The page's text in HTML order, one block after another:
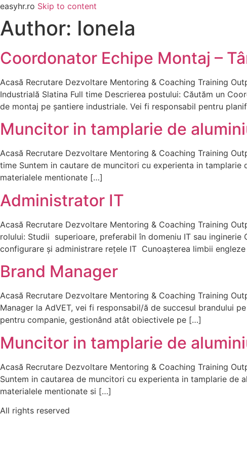
easyhr.ro Skip to content
Author: Ionela
Coordonator Echipe Montaj –
Acasă Recrutare Dezvoltare Mentoring & Coaching Training
Industrială Slatina Full time Descrierea postului: Căutăm un
de montaj pe șantiere industriale. Vei fi responsabil pentru
Muncitor in tamplarie de
Acasă Recrutare Dezvoltare Mentoring & Coaching Training
time Suntem in cautare de muncitori cu experienta in
materialele mentionate […]
Administrator IT
Acasă Recrutare Dezvoltare Mentoring & Coaching Training
rolului: Studii superioare, preferabil în domeniu IT sau
configurare și administrare rețele IT Cunoașterea limbii
Brand Manager
Acasă Recrutare Dezvoltare Mentoring & Coaching Training
Manager la AdVET, vei fi responsabil/ă de succesul brandului
pentru companie, gestionând atât obiectivele pe […]
Muncitor in tamplarie de
Acasă Recrutare Dezvoltare Mentoring & Coaching Training
Suntem in cautarea de muncitori cu experienta in tamplarie de
materialele mentionate si […]
All rights reserved